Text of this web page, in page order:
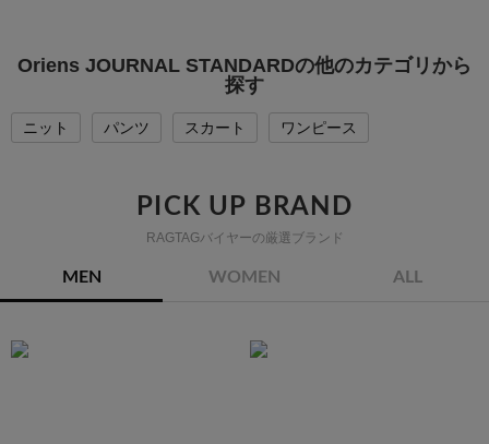
Oriens JOURNAL STANDARDの他のカテゴリから
探す
ニット パンツ スカート ワンピース
PICK UP BRAND
RAGTAGバイヤーの厳選ブランド
MEN WOMEN ALL